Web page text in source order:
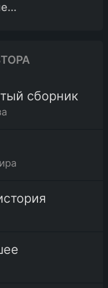
сборник